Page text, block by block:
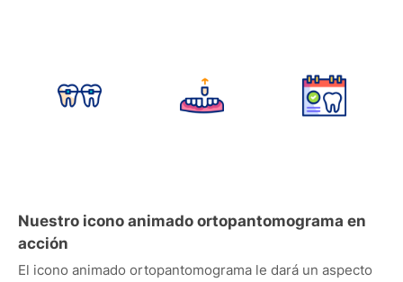
Nuestro icono animado ortopantomograma en
acción
El icono animado ortopantomograma le dará un aspecto